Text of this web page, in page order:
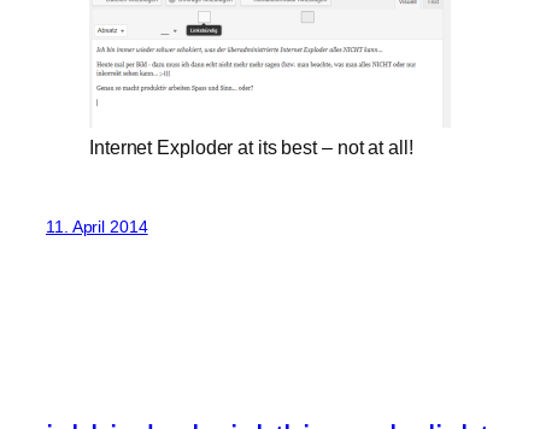
Internet Exploder at its best – not at all!
11. April 2014